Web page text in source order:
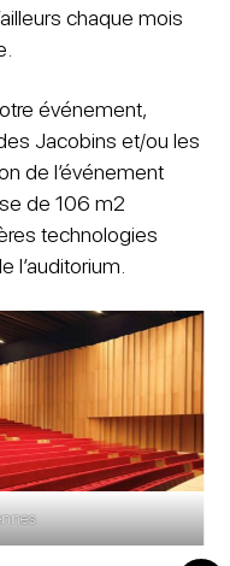
chaque mois
événement,
Jacobins et/ou les
de l’événement
de 106 m2
technologies
l’auditorium.